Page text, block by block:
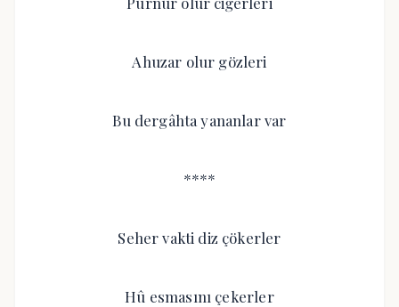
Ahuzar olur gözleri
Bu dergâhta yananlar var
****
Seher vakti diz çökerler
Hû esmasını çekerler